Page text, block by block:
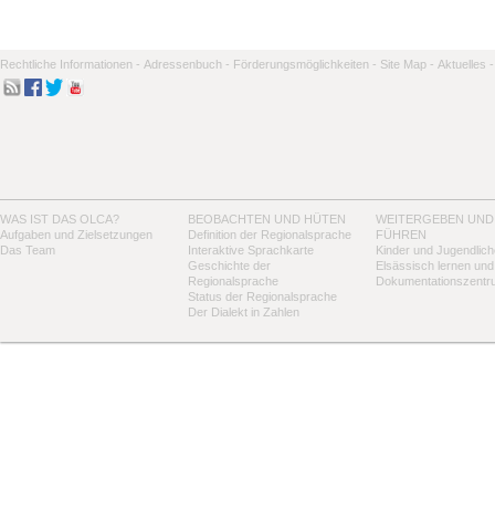
Rechtliche Informationen - Adressenbuch - Förderungsmöglichkeiten - Site Map - Aktuelles -
WAS IST DAS OLCA?
Aufgaben und Zielsetzungen
Das Team
BEOBACHTEN UND HÜTEN
Definition der Regionalsprache
Interaktive Sprachkarte
Geschichte der
Regionalsprache
Status der Regionalsprache
Der Dialekt in Zahlen
WEITERGEBEN UND
FÜHREN
Kinder und
Elsässisch lernen